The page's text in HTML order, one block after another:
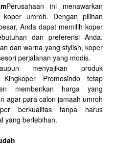
Perusahaan ini menawarkan
umroh. Dengan pilihan
Anda dapat memilih koper
dan preferensi Anda.
dan warna yang stylish, koper
perjalanan yang modis.
menyajikan produk
Promosindo tetap
memberikan harga yang
agar para calon jamaah umroh
berkualitas tanpa harus
yang berlebihan.